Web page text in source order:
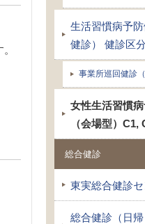
生活習慣病予
健診） 健診区
事業所巡回健診（
女性生活習慣
（会場型）C1,
総合健診
東実総合健診
総合健診（日